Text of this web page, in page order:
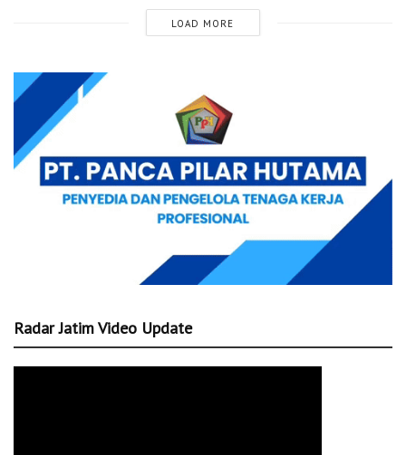
LOAD MORE
Radar Jatim Video Update